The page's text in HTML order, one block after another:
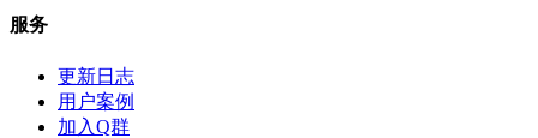
服务
更新日志
用户案例
加入Q群